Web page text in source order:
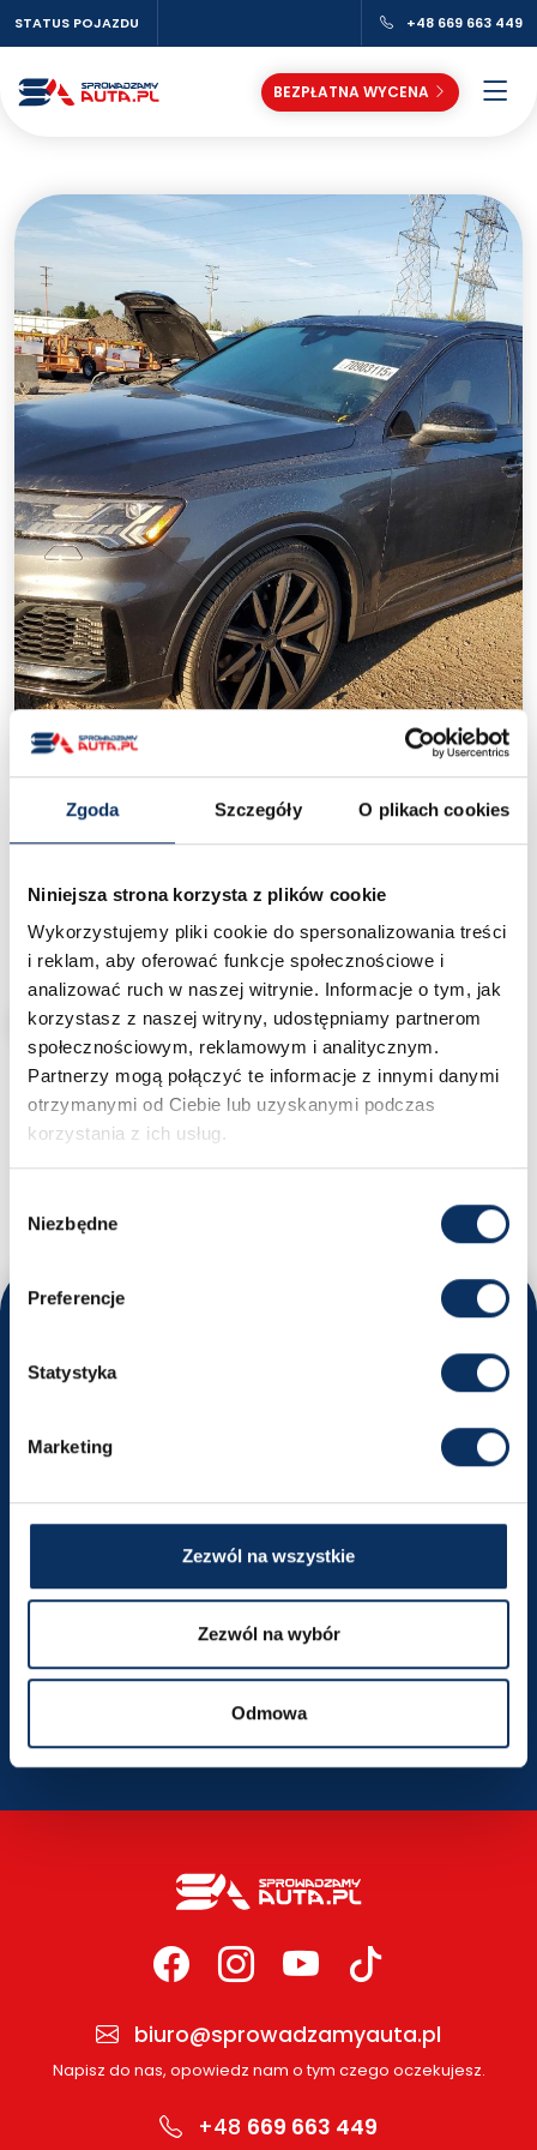
Zgoda Szczegóły O plikach cookies
Niniejsza strona korzysta z plików cookie
Wykorzystujemy pliki cookie do spersonalizowania treści
i reklam, aby oferować funkcje społecznościowe i
analizować ruch w naszej witrynie. Informacje o tym, jak
korzystasz z naszej witryny, udostępniamy partnerom
społecznościowym, reklamowym i analitycznym.
Partnerzy mogą połączyć te informacje z innymi danymi
otrzymanymi od Ciebie lub uzyskanymi podczas
korzystania z ich usług.
zgody
Niezbędne
Preferencje
Statystyka
Marketing
Zezwól na wszystkie
Zezwól na wybór
Odmowa
STATUS POJAZDU +48 669 663 449
BEZPŁATNA WYCENA
‹ ›
AUDI SQ7 4M (2020+)
Cena od:125 000 złpod dom
CHCĘ SPROWADZIĆ PODOBNY
MASZ PYTANIA?
Nikodem - Specjalista ds. importu samochodów
+48 669 663 449
Poznaj nasze oddziały i umów się na rozmowę
Wyznacz trasę
krakow@sprowadzamyauta.pl
SZCZEGÓŁY LOKALIZACJI
biuro@sprowadzamyauta.pl
Napisz do nas, opowiedz nam o tym czego oczekujesz.
+48 669 663 449